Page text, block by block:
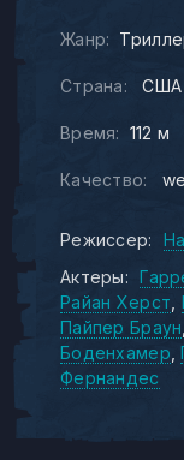
Жанр:
Страна: США
Время: 112 м
Качество:
Режиссер:
Актеры:
Райан Херст
Пайпер Браун
Боденхамер
Фернандес